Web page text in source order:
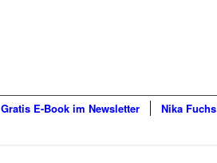
Gratis E-Book im Newsletter Nika Fuchs